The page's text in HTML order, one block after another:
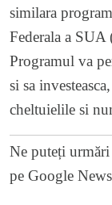
similara
Federala a
Programul va
si sa
cheltuielile si
Ne puteți urmări
pe Google News